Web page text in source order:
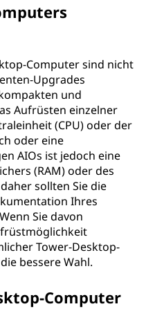
Computer sind nicht
Upgrades
und
Aufrüsten einzelner
(CPU) oder der
oder eine
AIOs ist jedoch eine
(RAM) oder des
sollten Sie die
Ihres
Sie davon
Tower-Desktop-
bessere Wahl.
Computer